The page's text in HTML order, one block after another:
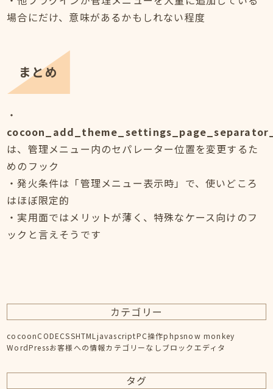
場合にだけ、意味があるかもしれない程度
まとめ
・
は、管理メニュー内のセパレーター位置を変更するた
めのフック
・発火条件は「管理メニュー表示時」で、使いどころ
はほぼ限定的
・実用面ではメリットが薄く、特殊なケース向けのフ
ックと言えそうです
カテゴリー
cocoonCODECSSHTMLjavascriptPC操作phpsnow monkey
WordPressお客様への情報カテゴリーなしブロックエディタ
タグ